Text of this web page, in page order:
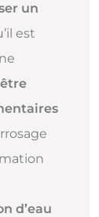
un
est
d’eau